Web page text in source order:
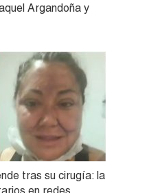
Argandoña y
tras su cirugía: la